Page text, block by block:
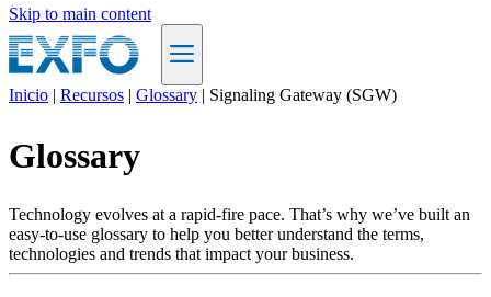
Skip to main content
Productos
Asistencia
Servicios
Cómo
Inicio | Recursos | Glossary | Signaling Gateway (SGW)
Glossary
Technology evolves at a rapid-fire pace. That’s why we’ve built an
easy-to-use glossary to help you better understand the terms,
technologies and trends that impact your business.